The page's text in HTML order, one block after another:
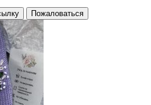
Пожаловаться